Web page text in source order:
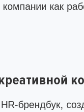
как
брендбук,